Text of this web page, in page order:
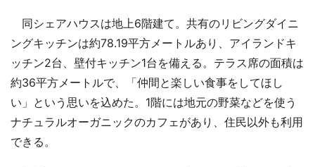
同シェアハウスは地上6階建て。共有のリビングダイニ
ングキッチンは約78.19平方メートルあり、アイランドキ
ッチン2台、壁付キッチン1台を備える。テラス席の面積は
約36平方メートルで、「仲間と楽しい食事をしてほし
い」という思いを込めた。1階には地元の野菜などを使う
ナチュラルオーガニックのカフェがあり、住民以外も利用
できる。